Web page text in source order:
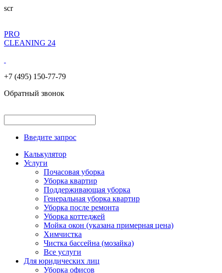
scr
PRO
CLEANING 24
+7 (495) 150-77-79
Обратный звонок
Введите запрос
Калькулятор
Услуги
Почасовая уборка
Уборка квартир
Поддерживающая уборка
Генеральная уборка квартир
Уборка после ремонта
Уборка коттеджей
Мойка окон (указана примерная цена)
Химчистка
Чистка бассейна (мозайка)
Все услуги
Для юридических лиц
Уборка офисов